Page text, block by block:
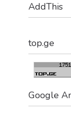
AddThis
top.ge
Google